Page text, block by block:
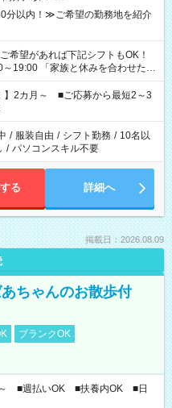
分以内！≫ご希望の勤務地を紹介
みを合わせた
備がしたい」 「できれば残業はし
さいね。 ※Wワーク希望
する勤務時間と、もう1つのお仕事
を超える場合は応募できません。
】2カ月～ ■ご応募から最短2～3
/ 服装自由 / シフト勤務 / 10名以
/ パソコンスキル不要
る 詳細へ
掲載日：2026.08.09
ちゃんのお散歩付
ブランクOK
～ ■週払いOK ■扶養内OK ■日